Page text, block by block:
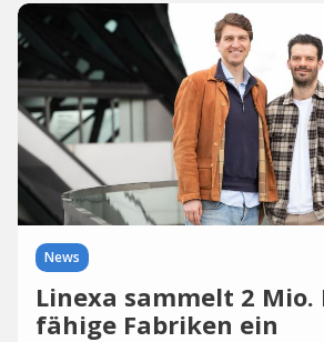
News
Linexa sammelt 2 Mio.
fähige Fabriken ein